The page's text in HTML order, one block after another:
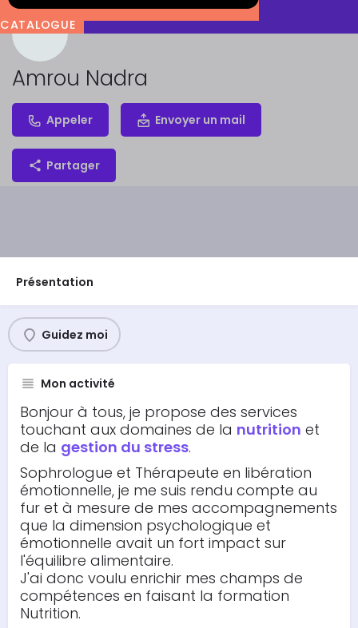
CATALOGUE
Amrou Nadra
Appeler Envoyer un mail
Partager
Présentation
Guidez moi
Mon activité
Bonjour à tous, je propose des services
touchant aux domaines de la nutrition et
de la gestion du stress.
Sophrologue et Thérapeute en libération
émotionnelle, je me suis rendu compte au
fur et à mesure de mes accompagnements
que la dimension psychologique et
émotionnelle avait un fort impact sur
l'équilibre alimentaire.
J'ai donc voulu enrichir mes champs de
compétences en faisant la formation
Nutrition.